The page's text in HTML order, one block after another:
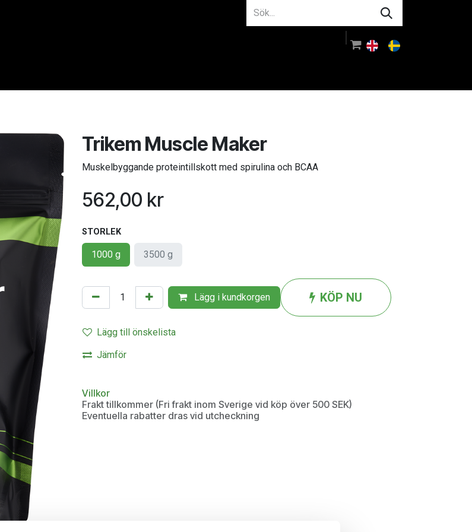
Trikem Muscle Maker
Muskelbyggande proteintillskott med spirulina och BCAA
562,00 kr
STORLEK
1000 g 3500 g
Lägg i kundkorgen KÖP NU
Lägg till önskelista
Jämför
Villkor
Frakt tillkommer (Fri frakt inom Sverige vid köp över 500 SEK)
Eventuella rabatter dras vid utcheckning